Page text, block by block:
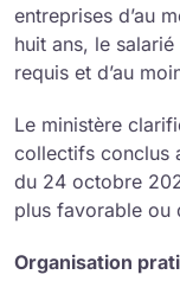
entreprises d’au
huit ans, le
requis et d’au
Le ministère
collectifs conclus
du 24 octobre
plus favorable ou
Organisation